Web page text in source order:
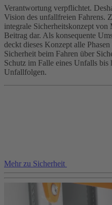
Verantwortung verpflichtet.
Vision des unfallfreien Fahrens.
integrale Sicherheitskonzept von
Beitrag dar. Als konsequente
deckt dieses Konzept alle
Sicherheit beim Fahren über
Schutz im Falle eines Unfalls
Unfallfolgen.
Mehr zu Sicherheit